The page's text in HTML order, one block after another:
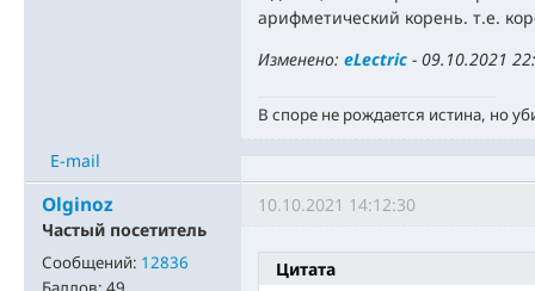
арифметический корень. т.е.
Изменено: eLectric - 09.10.2021
В споре не рождается истина, но
E-mail
Olginoz
Частый посетитель
Сообщений: 12836
10.10.2021 14:12:30
Цитата